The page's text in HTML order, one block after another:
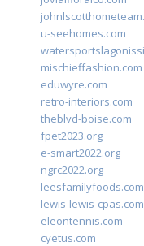
u-seehomes.com
mischieffashion.com
eduwyre.com
retro-interiors.com
theblvd-boise.com
fpet2023.org
e-smart2022.org
ngrc2022.org
leesfamilyfoods.com
lewis-lewis-cpas.com
eleontennis.com
cyetus.com